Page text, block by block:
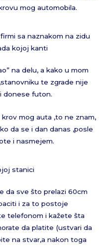
mog automobila.
sa naznakom na zidu
kojoj kanti
na delu, a kako u mom
te zgrade nije
donese futon.
mog auta ,to ne znam,
da se i dan danas ,posle
i nasmejem.
stanici
da sve što prelazi 60cm
i za to postoje
telefonom i kažete šta
da platite (ustvari da
na stvar,a nakon toga